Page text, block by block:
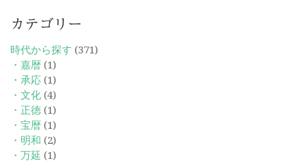
カテゴリー
時代から探す (371)
・嘉暦 (1)
・承応 (1)
・文化 (4)
・正徳 (1)
・宝暦 (1)
・明和 (2)
・万延 (1)